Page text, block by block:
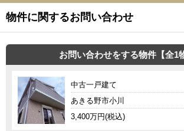
物件に関するお問い合わせ
お問い合わせをする物件【全1
中古一戸建て
あきる野市小川
3,400万円(税込)